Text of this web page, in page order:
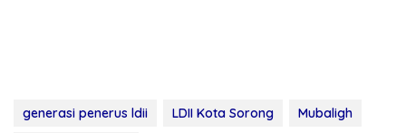
generasi penerus ldii LDII Kota Sorong
Mubaligh